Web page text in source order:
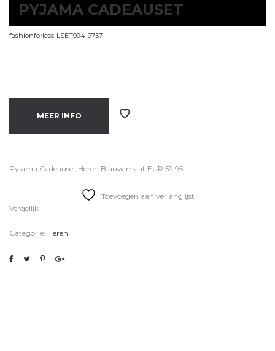
PYJAMA CADEAUSET
fashionforless-LSET994-9757
MEER INFO
Pyjama Cadeauset Heren Blauw maat EUR 59.95
Toevoegen aan verlanglijst
Vergelijk
Categorie: Heren